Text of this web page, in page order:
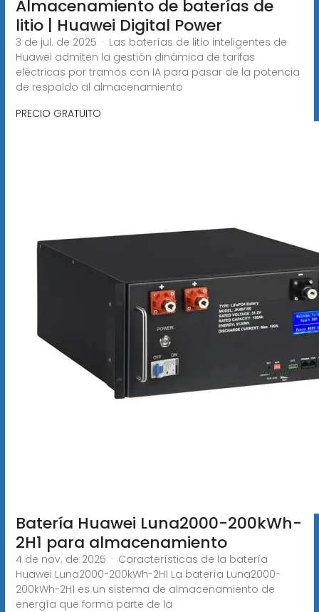
Almacenamiento de baterías de
litio | Huawei Digital Power
3 de jul. de 2025 · Las baterías de litio inteligentes de
Huawei admiten la gestión dinámica de tarifas
eléctricas por tramos con IA para pasar de la potencia
de respaldo al almacenamiento
PRECIO GRATUITO
Batería Huawei Luna2000-200kWh-
2H1 para almacenamiento
4 de nov. de 2025 · Características de la batería
Huawei Luna2000-200kWh-2H1 La batería Luna2000-
200kWh-2H1 es un sistema de almacenamiento de
energía que forma parte de la